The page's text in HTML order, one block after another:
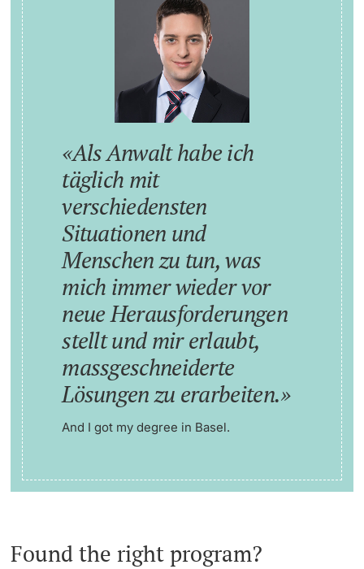
Als Anwalt habe ich
täglich mit
verschiedensten
Situationen und
Menschen zu tun, was
mich immer wieder vor
neue Herausforderungen
stellt und mir erlaubt,
massgeschneiderte
Lösungen zu erarbeiten.
And I got my degree in Basel.
Found the right program?